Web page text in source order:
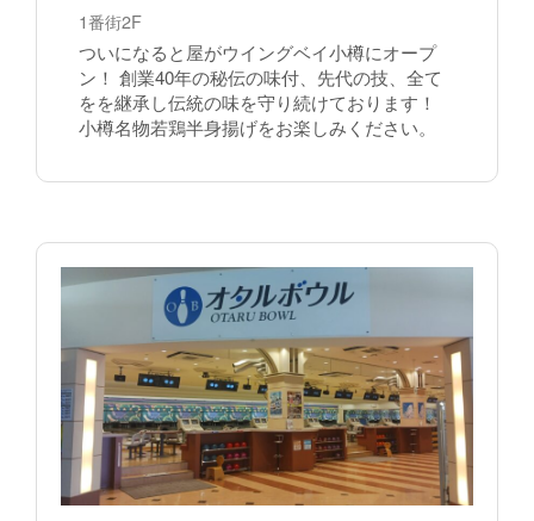
1番街2F
ついになると屋がウイングベイ小樽にオープ
ン！ 創業40年の秘伝の味付、先代の技、全て
をを継承し伝統の味を守り続けております！
小樽名物若鶏半身揚げをお楽しみください。